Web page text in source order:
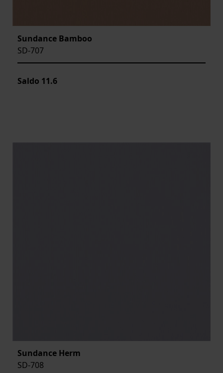
Sundance Bamboo
SD-707
Saldo 11.6
Sundance Herm
SD-708